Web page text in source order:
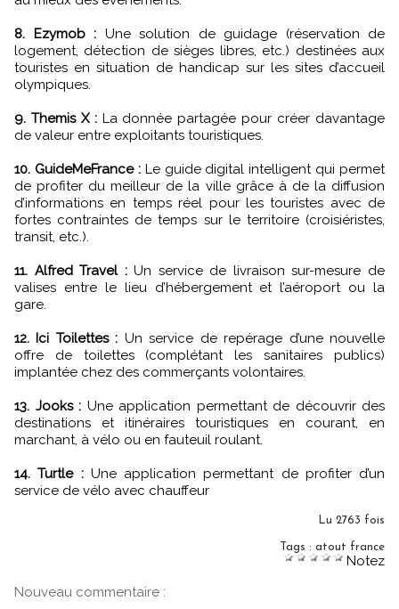
8. Ezymob : Une solution de guidage (réservation de
logement, détection de sièges libres, etc.) destinées aux
touristes en situation de handicap sur les sites d’accueil
olympiques.
9. Themis X :La donnée partagée pour créer davantage
de valeur entre exploitants touristiques.
10. GuideMeFrance :Le guide digital intelligent qui permet
de profiter du meilleur de la ville grâce à de la diffusion
d’informations en temps réel pour les touristes avec de
fortes contraintes de temps sur le territoire (croisiéristes,
transit, etc.).
11. Alfred Travel :Un service de livraison sur-mesure de
valises entre le lieu d’hébergement et l’aéroport ou la
gare.
12. Ici Toilettes : Un service de repérage d’une nouvelle
offre de toilettes (complétant les sanitaires publics)
implantée chez des commerçants volontaires.
13. Jooks : Une application permettant de découvrir des
destinations et itinéraires touristiques en courant, en
marchant, à vélo ou en fauteuil roulant.
14. Turtle : Une application permettant de profiter d’un
service de vélo avec chauffeur
Lu 2763 fois
Tags : atout france
Notez
Nouveau commentaire :